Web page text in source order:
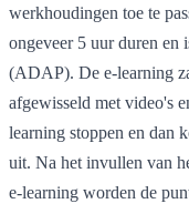
werkhoudingen toe te
ongeveer 5 uur duren en
(ADAP). De e-learning
afgewisseld met video's
learning stoppen en dan
uit. Na het invullen van
e-learning worden de